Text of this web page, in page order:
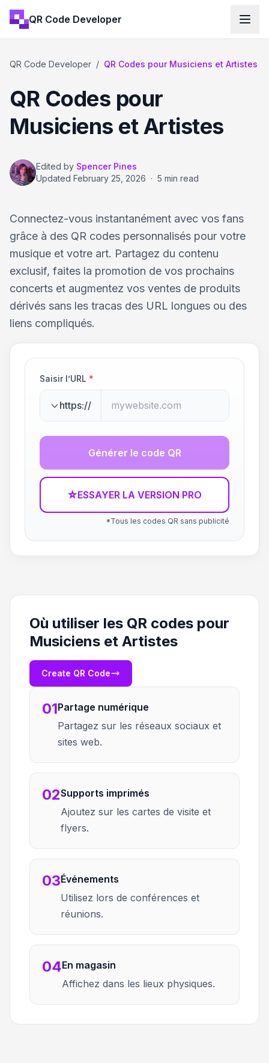
QR Code Developer
QR Code Developer / QR Codes pour Musiciens et Artistes
QR Codes pour
Musiciens et Artistes
Edited by Spencer Pines
Updated February 25, 2026 · 5 min read
Connectez-vous instantanément avec vos fans
grâce à des QR codes personnalisés pour votre
musique et votre art. Partagez du contenu
exclusif, faites la promotion de vos prochains
concerts et augmentez vos ventes de produits
dérivés sans les tracas des URL longues ou des
liens compliqués.
Saisir l’URL *
https://
Générer le code QR
☆ESSAYER LA VERSION PRO
*Tous les codes QR sans publicité
Où utiliser les QR codes pour
Musiciens et Artistes
Create QR Code
01Partage numérique
Partagez sur les réseaux sociaux et
sites web.
02Supports imprimés
Ajoutez sur les cartes de visite et
flyers.
03Événements
Utilisez lors de conférences et
réunions.
04En magasin
Affichez dans les lieux physiques.